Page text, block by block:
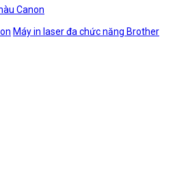
Canon
Máy in laser đa chức năng Brother